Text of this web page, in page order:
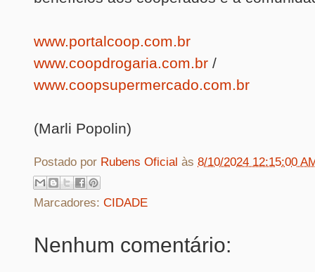
www.portalcoop.com.br
www.coopdrogaria.com.br /
www.coopsupermercado.com.br
(Marli Popolin)
Postado por Rubens Oficial às 8/10/2024 12:15:00
Marcadores: CIDADE
Nenhum comentário: